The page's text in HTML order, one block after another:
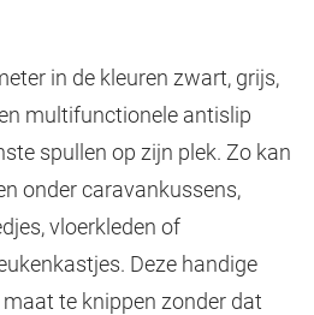
in de kleuren zwart, grijs,
multifunctionele antislip
spullen op zijn plek. Zo kan
onder caravankussens,
vloerkleden of
Deze handige
te knippen zonder dat